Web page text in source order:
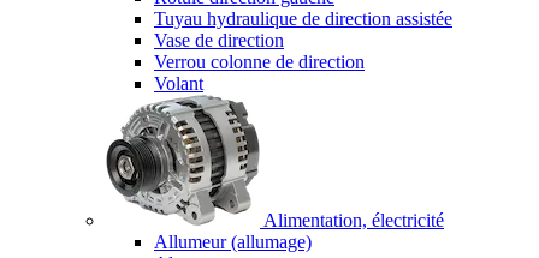
Tuyau hydraulique de direction assistée
Vase de direction
Verrou colonne de direction
Volant
Alimentation, électricité
Allumeur (allumage)